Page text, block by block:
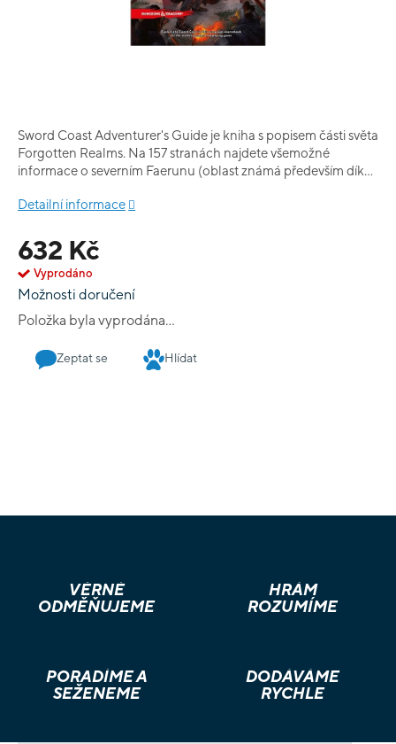
632 Kč
Vyprodáno
Možnosti doručení
Položka byla vyprodána…
Sword Coast Adventurer's Guide je kniha s popisem části světa
Forgotten Realms. Na 157 stranách najdete všemožné
informace o severním Faerunu (oblast známá především díky
náboženství apod. Prozkoumejte jeden z nejznámějších světů
Detailní informace
Zeptat se Hlídat
VĚRNÉ
ODMĚŇUJEME
HRÁM
ROZUMÍME
PORADÍME A
SEŽENEME
DODÁVÁME
RYCHLE